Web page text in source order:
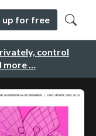
control
more …
up for free